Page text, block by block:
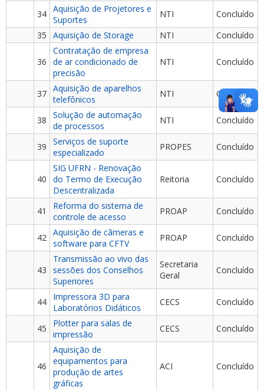
34 Aquisição de Projetores e
Suportes
NTI
Concluído
35
Aquisição de Storage NTI Concluído
36
Contratação de empresa
de ar condicionado de
precisão
NTI Concluído
37 Aquisição de aparelhos
telefônicos
NTI Concluído
38
Solução de automação
de processos
NTI Concluído
39
Serviços de suporte
especializado
PROPES Concluído
40
SIG UFRN - Renovação
do Termo de Execução
Descentralizada
Reitoria Concluído
41
Reforma do sistema de
controle de acesso
PROAP Concluído
42 Aquisição de câmeras e
software para CFTV
PROAP Concluído
43
Transmissão ao vivo das
sessões dos Conselhos
Superiores
Secretaria
Geral
Concluído
44
Impressora 3D para
Laboratórios Didáticos
CECS Concluído
45
Plotter para salas de
impressão
CECS Concluído
46
Aquisição de
equipamentos para
produção de artes
gráficas
ACI Concluído